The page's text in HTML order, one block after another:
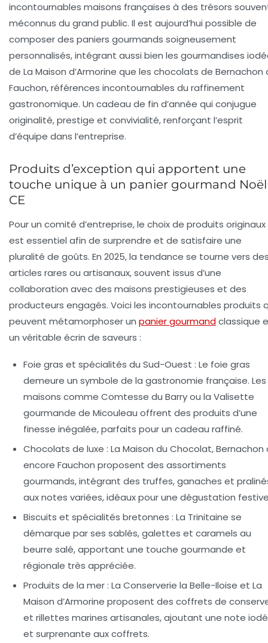
incontournables maisons françaises à des trésors
méconnus du grand public. Il est aujourd’hui possible de
composer des paniers gourmands soigneusement
personnalisés, intégrant aussi bien les gourmandises
de La Maison d’Armorine que les chocolats de Bernachon
Fauchon, références incontournables du raffinement
gastronomique. Un cadeau de fin d’année qui conjugue
originalité, prestige et convivialité, renforçant l’esprit
d’équipe dans l’entreprise.
Produits d’exception qui apportent une
touche unique à un panier gourmand Noël
CE
Pour un comité d’entreprise, le choix de produits originaux
est essentiel afin de surprendre et de satisfaire une
pluralité de goûts. En 2025, la tendance se tourne vers
articles rares ou artisanaux, souvent issus d’une
collaboration avec des maisons prestigieuses et des
producteurs engagés. Voici les incontournables produits
peuvent métamorphoser un panier gourmandclassique
un véritable écrin de saveurs :
Foie gras et spécialités du Sud-Ouest : Le foie gras
demeure un symbole de la gastronomie française. Les
maisons comme Comtesse du Barry ou la Valisette
gourmande de Micouleau offrent des produits d’une
finesse inégalée, parfaits pour un cadeau raffiné.
Chocolats de luxe : La Maison du Chocolat, Bernachon
encore Fauchon proposent des assortiments
gourmands, intégrant des truffes, ganaches et
aux notes variées, idéaux pour une dégustation
Biscuits et spécialités bretonnes : La Trinitaine se
démarque par ses sablés, galettes et caramels au
beurre salé, apportant une touche gourmande et
régionale très appréciée.
Produits de la mer : La Conserverie la Belle-Iloise et La
Maison d’Armorine proposent des coffrets de
et rillettes marines artisanales, ajoutant une note
et surprenante aux coffrets.